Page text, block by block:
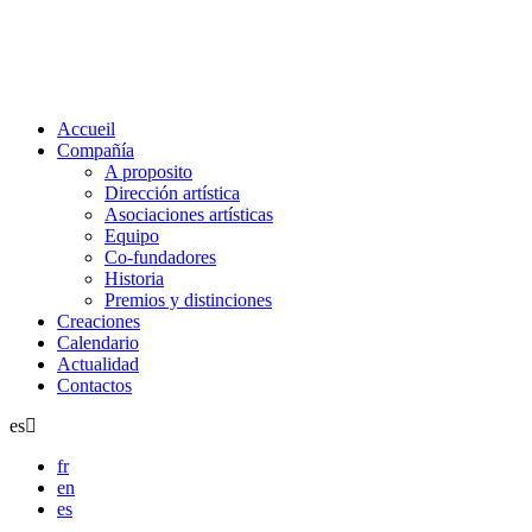
Accueil
Compañía
A proposito
Dirección artística
Asociaciones artísticas
Equipo
Co-fundadores
Historia
Premios y distinciones
Creaciones
Calendario
Actualidad
Contactos
es
fr
en
es